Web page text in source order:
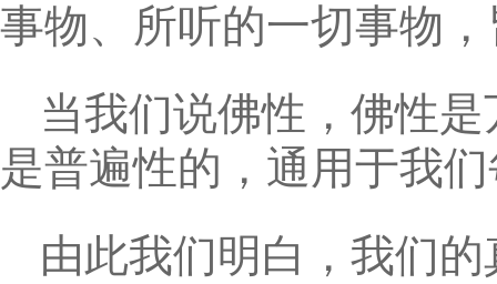
事物、所听的一切事物
当我们说佛性，佛性
是普遍性的，通用于我
由此我们明白，我们